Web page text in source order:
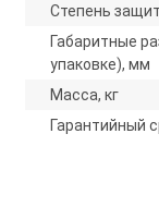
Степень
Габаритные
упаковке), мм
Масса, кг
Гарантийный